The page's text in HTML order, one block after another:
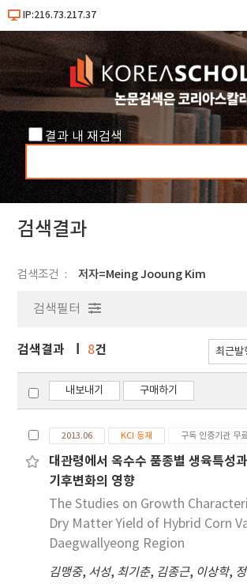
IP:216.73.217.37
결과 내 재검색
검색결과
검색조건 저자=Meing Jooung Kim
검색필터
검색결과 8건
내보내기 구매하기
2013.06 KCI 등재 구독 인증기관 무
대관령에서 옥수수 품종별 생육특성
기후변화의 영향
The Studies on Growth
Dry Matter Yield of Hybrid Corn
Daegwallyeong Region
김맹중, 서성, 최기춘, 김종근, 이상학,